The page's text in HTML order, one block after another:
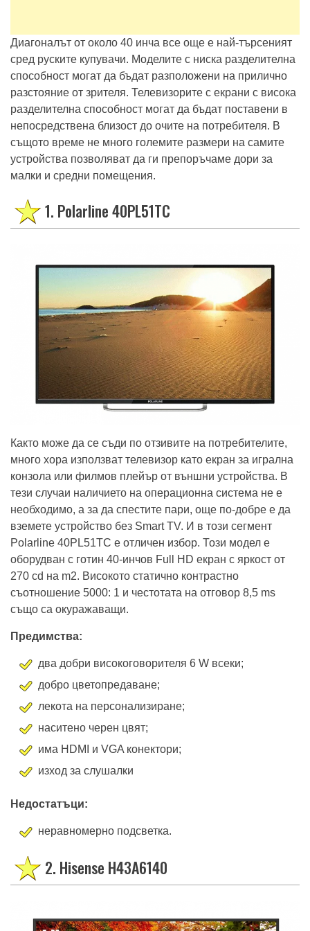
Диагоналът от около 40 инча все още е най-търсеният
сред руските купувачи. Моделите с ниска разделителна
способност могат да бъдат разположени на прилично
разстояние от зрителя. Телевизорите с екрани с висока
разделителна способност могат да бъдат поставени в
непосредствена близост до очите на потребителя. В
същото време не много големите размери на самите
устройства позволяват да ги препоръчаме дори за
1. Polarline 40PL51TC
Както може да се съди по отзивите на потребителите,
много хора използват телевизор като екран за игрална
конзола или филмов плейър от външни устройства. В
тези случаи наличието на операционна система не е
необходимо, а за да спестите пари, още по-добре е да
вземете устройство без Smart TV. И в този сегмент
Polarline 40PL51TC е отличен избор. Този модел е
оборудван с готин 40-инчов Full HD екран с яркост от
270 cd на m2. Високото статично контрастно
съотношение 5000: 1 и честотата на отговор 8,5 ms
два добри високоговорителя 6 W всеки;
добро цветопредаване;
лекота на персонализиране;
наситено черен цвят;
има HDMI и VGA конектори;
2. Hisense H43A6140